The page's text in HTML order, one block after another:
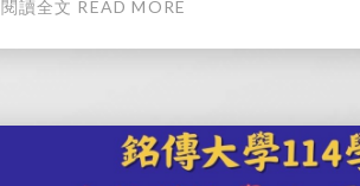
閱讀全文 READ MORE